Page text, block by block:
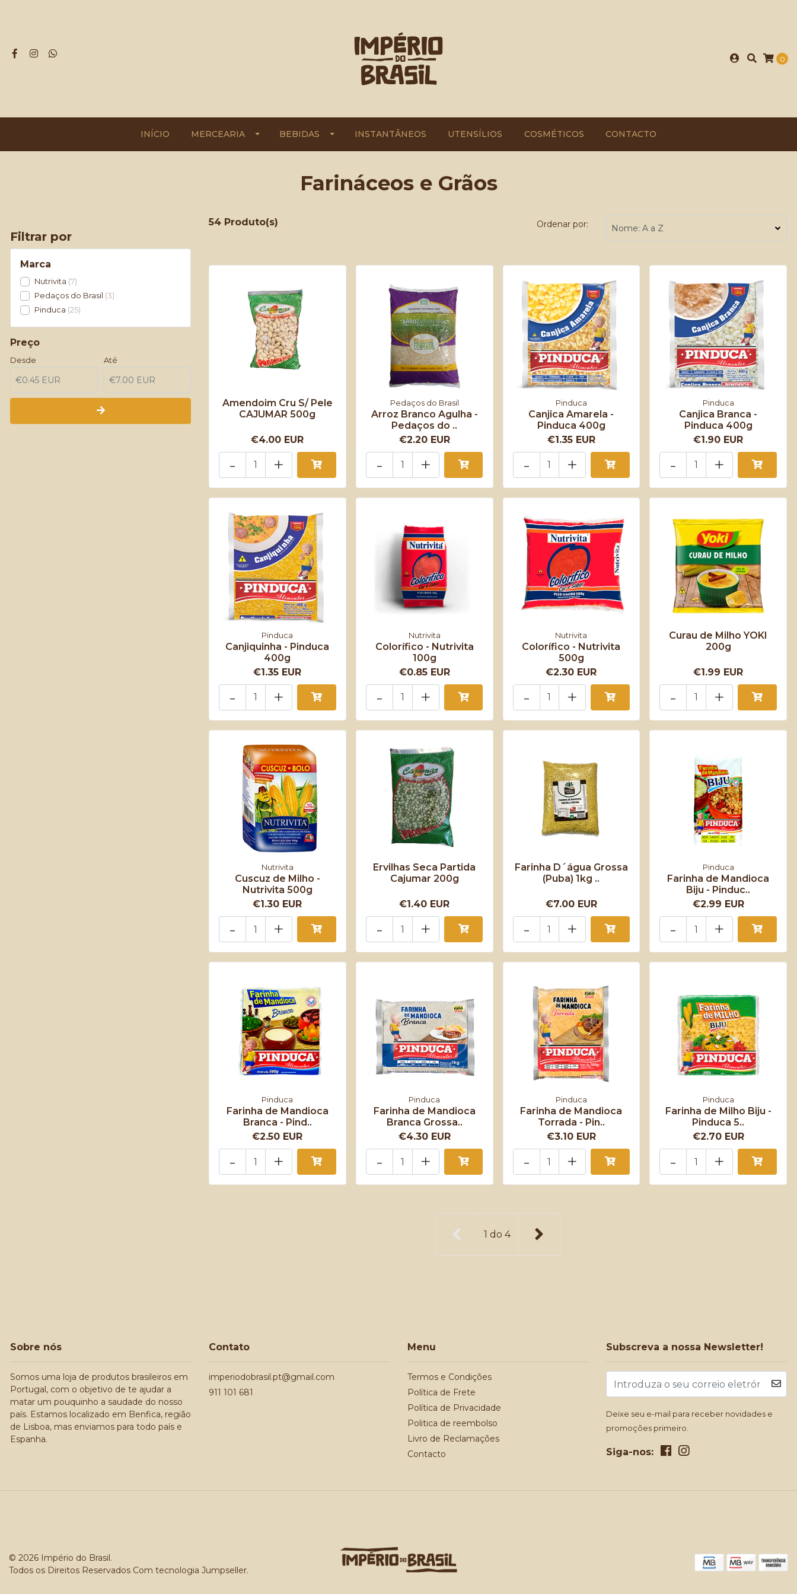
0
INÍCIO MERCEARIA BEBIDAS INSTANTÂNEOS UTENSÍLIOS COSMÉTICOS CONTACTO
Farináceos e Grãos
Filtrar por
Marca
Nutrivita 7
Pedaços do Brasil
3
Pinduca 25
Preço
Desde Até
54 Produto(s) Ordenar por:
Amendoim Cru S/ Pele
CAJUMAR 500g
€4.00 EUR
+
-
Pedaços do Brasil
Arroz Branco Agulha -
Pedaços do ..
€2.20 EUR
+
-
Pinduca
Canjica Amarela -
Pinduca 400g
€1.35 EUR
+
-
Pinduca
Canjica Branca -
Pinduca 400g
€1.90 EUR
+
-
Pinduca
Canjiquinha - Pinduca
400g
€1.35 EUR
+
-
Nutrivita
Colorífico - Nutrivita
100g
€0.85 EUR
+
-
Nutrivita
Colorífico - Nutrivita
500g
€2.30 EUR
+
-
Curau de Milho YOKI
200g
€1.99 EUR
+
-
Nutrivita
Cuscuz de Milho -
Nutrivita 500g
€1.30 EUR
+
-
Ervilhas Seca Partida
Cajumar 200g
€1.40 EUR
+
-
Farinha D´água Grossa
(Puba) 1kg ..
€7.00 EUR
+
-
Pinduca
Farinha de Mandioca
Biju - Pinduc..
€2.99 EUR
+
-
Pinduca
Farinha de Mandioca
Branca - Pind..
€2.50 EUR
+
-
Pinduca
Farinha de Mandioca
Branca Grossa..
€4.30 EUR
+
-
Pinduca
Farinha de Mandioca
Torrada - Pin..
€3.10 EUR
+
-
Pinduca
Farinha de Milho Biju -
Pinduca 5..
€2.70 EUR
+
-
1 do 4
Sobre nós
Somos uma loja de produtos brasileiros em
Portugal, com o objetivo de te ajudar a
matar um pouquinho a saudade do nosso
país. Estamos localizado em Benfica, região
de Lisboa, mas enviamos para todo país e
Espanha.
Contato
imperiodobrasil.pt@gmail.com
911 101 681
Menu
Termos e Condições
Política de Frete
Política de Privacidade
Politica de reembolso
Livro de Reclamações
Contacto
Subscreva a nossa Newsletter!
Deixe seu e-mail para receber novidades e
promoções primeiro.
Siga-nos:
© 2026 Império do Brasil.
Todos os Direitos Reservados Com tecnologia Jumpseller.